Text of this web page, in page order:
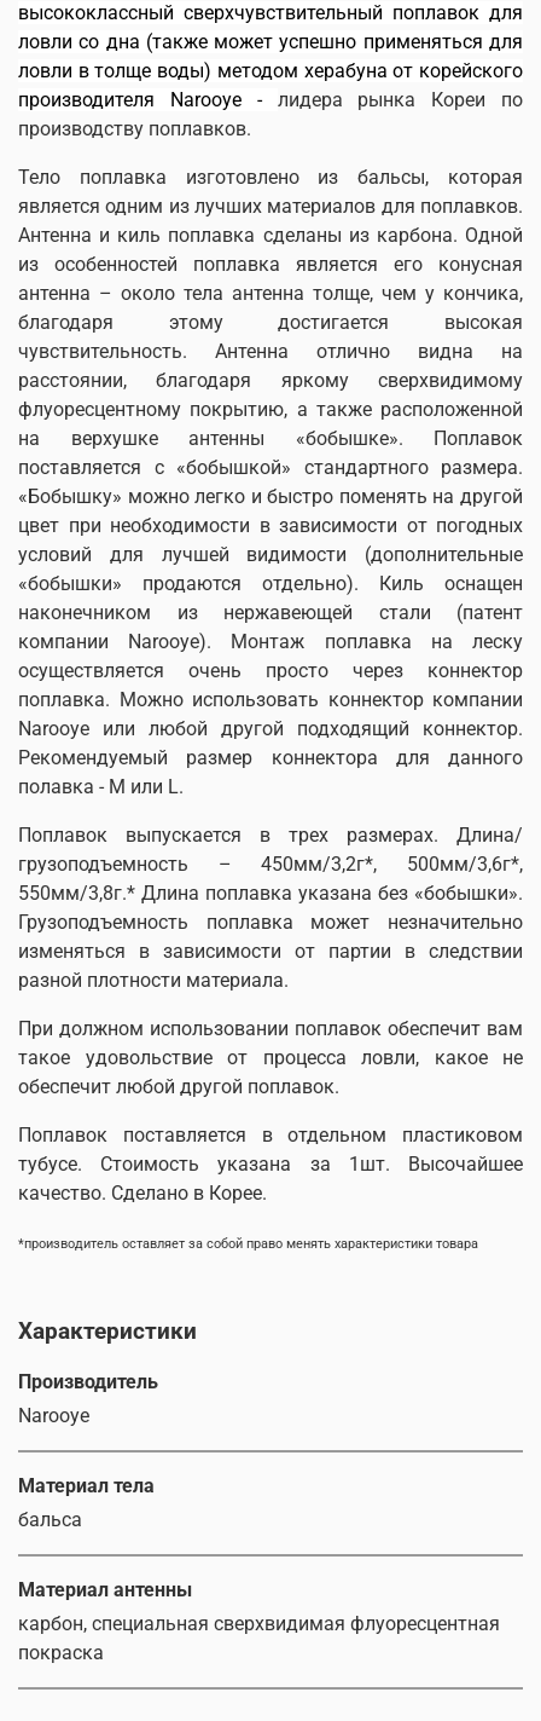
высококлассный сверхчувствительный поплавок для
ловли со дна (также может успешно применяться для
ловли в толще воды) методом херабуна от корейского
производителя Narooye - лидера рынка Кореи по
производству поплавков.
Тело поплавка изготовлено из бальсы, которая
является одним из лучших материалов для поплавков.
Антенна и киль поплавка сделаны из карбона. Одной
из особенностей поплавка является его конусная
антенна – около тела антенна толще, чем у кончика,
благодаря этому достигается высокая
чувствительность.
Антенна отлично видна на
расстоянии, благодаря яркому сверхвидимому
флуоресцентному покрытию, а также расположенной
на верхушке антенны «бобышке». Поплавок
поставляется с «бобышкой» стандартного размера.
«Бобышку» можно легко и быстро поменять на другой
цвет при необходимости в зависимости от погодных
условий для лучшей видимости (дополнительные
«бобышки» продаются отдельно). Киль оснащен
наконечником из нержавеющей стали (патент
компании Narooye). Монтаж поплавка на леску
осуществляется очень просто через коннектор
поплавка. Можно использовать коннектор компании
Narooye или любой другой подходящий коннектор.
Рекомендуемый размер коннектора для данного
полавка - M или L.
Поплавок выпускается в трех размерах. Длина/
грузоподъемность – 450мм/3,2г*, 500мм/3,6г*,
550мм/3,8г.* Длина поплавка указана без «бобышки».
Грузоподъемность поплавка может незначительно
изменяться в зависимости от партии в следствии
разной плотности материала.
При должном использовании поплавок обеспечит вам
такое удовольствие от процесса ловли, какое не
обеспечит любой другой поплавок.
Поплавок поставляется в отдельном пластиковом
тубусе. Стоимость указана за 1шт. Высочайшее
качество. Сделано в Корее.
*производитель оставляет за собой право менять характеристики товара
Характеристики
Производитель
Narooye
Материал тела
бальса
Материал антенны
карбон, специальная сверхвидимая флуоресцентная
покраска